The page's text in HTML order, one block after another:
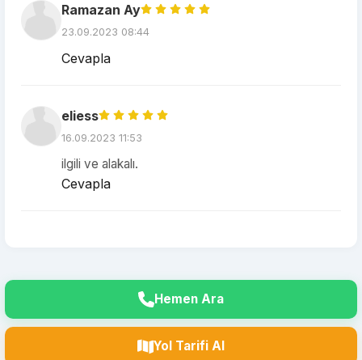
Ramazan Ay
23.09.2023 08:44
Cevapla
eliess
16.09.2023 11:53
ilgili ve alakalı.
Cevapla
Hemen Ara
Yol Tarifi Al